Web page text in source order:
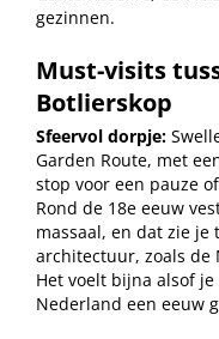
gezinnen.
Must-visits
Botlierskop
Sfeervol dorpje:
Garden Route, met
stop voor een pauze
Rond de 18e eeuw
massaal, en dat zie
architectuur, zoals de
Het voelt bijna alsof
Nederland een eeuw